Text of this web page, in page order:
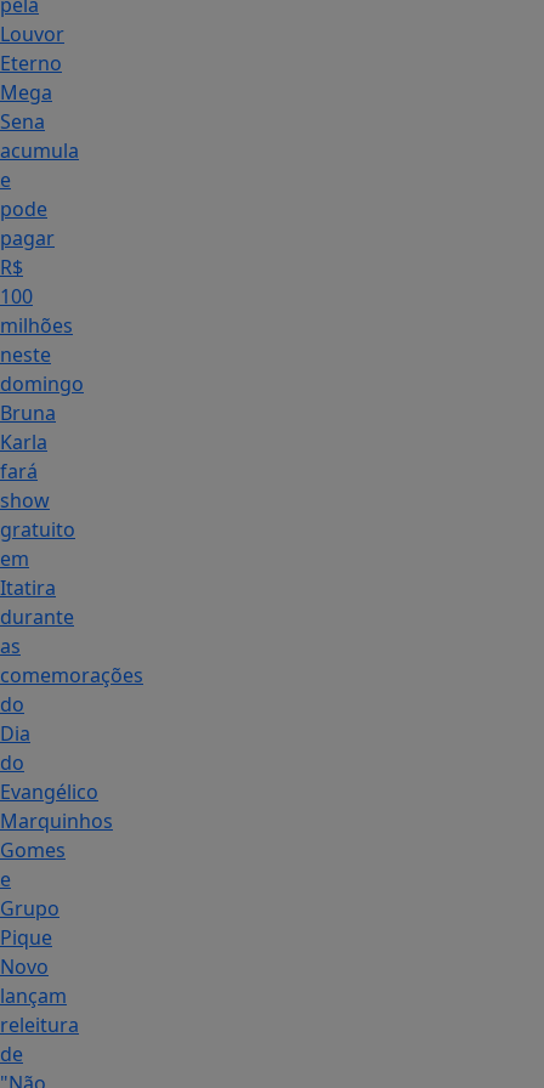
Louvor
Eterno
Mega
Sena
acumula
e
pode
pagar
R$
100
milhões
neste
domingo
Bruna
Karla
fará
show
gratuito
em
Itatira
durante
as
comemorações
do
Dia
do
Evangélico
Marquinhos
Gomes
e
Grupo
Pique
Novo
lançam
releitura
de